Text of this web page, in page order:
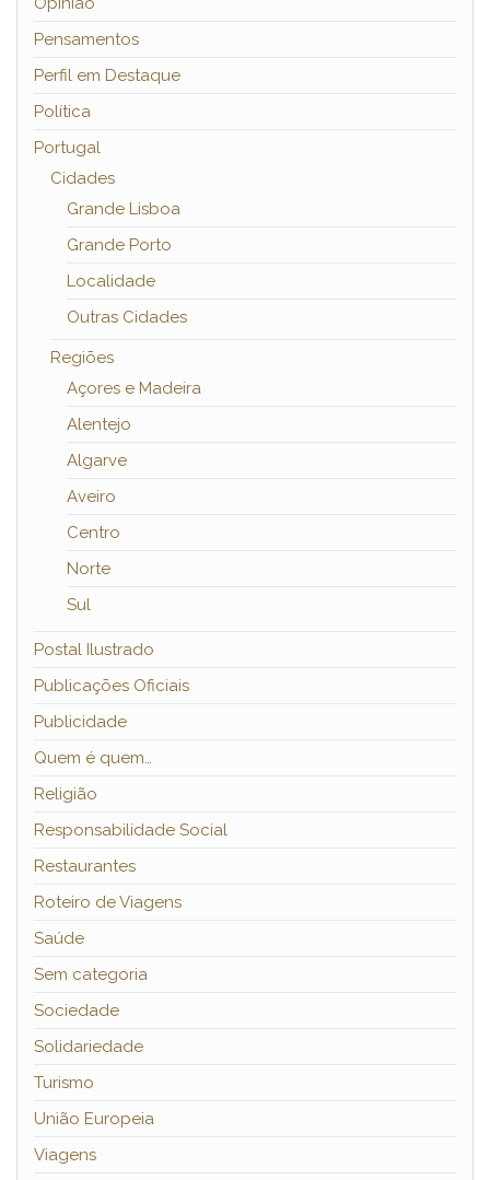
Pensamentos
Perfil em Destaque
Política
Portugal
Cidades
Grande Lisboa
Grande Porto
Localidade
Outras Cidades
Regiões
Açores e Madeira
Alentejo
Algarve
Aveiro
Centro
Norte
Sul
Postal Ilustrado
Publicações Oficiais
Publicidade
Quem é quem…
Religião
Responsabilidade Social
Restaurantes
Roteiro de Viagens
Saúde
Sem categoria
Sociedade
Solidariedade
Turismo
União Europeia
Viagens